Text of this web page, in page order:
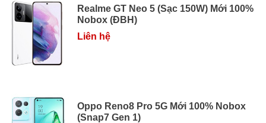
Realme GT Neo 5 (Sạc 150W) Mới 100%
Nobox (ĐBH)
Liên hệ
Oppo Reno8 Pro 5G Mới 100% Nobox
(Snap7 Gen 1)